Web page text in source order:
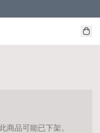
商品可能已下架。